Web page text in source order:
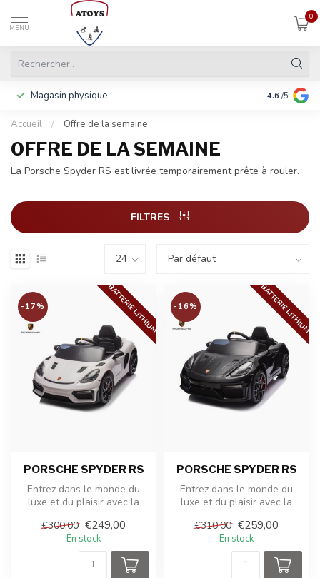
MENU
0
Magasin physique Y compris
4.6 /5
Accueil / Offre de la semaine
OFFRE DE LA SEMAINE
La Porsche Spyder RS est livrée temporairement prête à rouler.
FILTRES
BATTERIE LITHIUM
-17%
PORSCHE SPYDER RS
Entrez dans le monde du
luxe et du plaisir avec la
enfan...
€300,00 €249,00
En stock
BATTERIE LITHIUM
-16%
PORSCHE SPYDER RS
Entrez dans le monde du
luxe et du plaisir avec la
enfan...
€310,00 €259,00
En stock